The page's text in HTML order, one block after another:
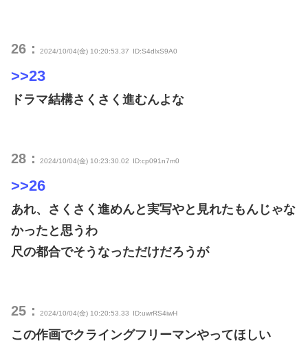
26： 2024/10/04(金) 10:20:53.37 ID:S4dlxS9A0
>>23
ドラマ結構さくさく進むんよな
28： 2024/10/04(金) 10:23:30.02 ID:cp091n7m0
>>26
あれ、さくさく進めんと実写やと見れたもんじゃな
かったと思うわ
尺の都合でそうなっただけだろうが
25： 2024/10/04(金) 10:20:53.33 ID:uwrRS4iwH
この作画でクライングフリーマンやってほしい